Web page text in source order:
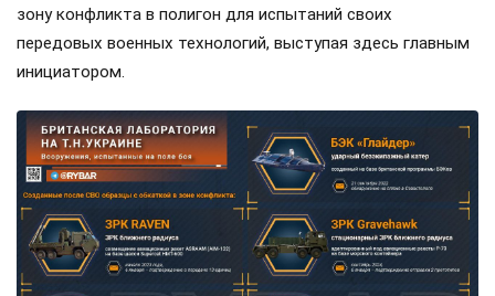
зону конфликта в полигон для испытаний своих
передовых военных технологий, выступая здесь главным
инициатором.